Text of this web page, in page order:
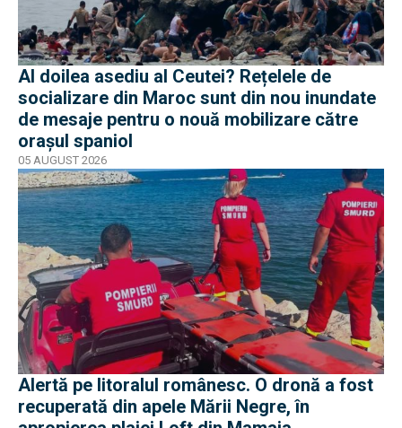
Al doilea asediu al Ceutei? Rețelele de
socializare din Maroc sunt din nou inundate
de mesaje pentru o nouă mobilizare către
orașul spaniol
05 AUGUST 2026
Alertă pe litoralul românesc. O dronă a fost
recuperată din apele Mării Negre, în